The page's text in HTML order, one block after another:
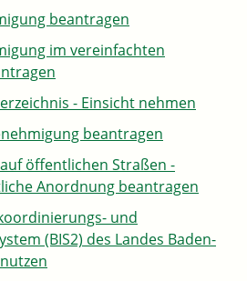
beantragen
im vereinfachten
- Einsicht nehmen
beantragen
öffentlichen Straßen -
Anordnung beantragen
und
(BIS2) des Landes Baden-